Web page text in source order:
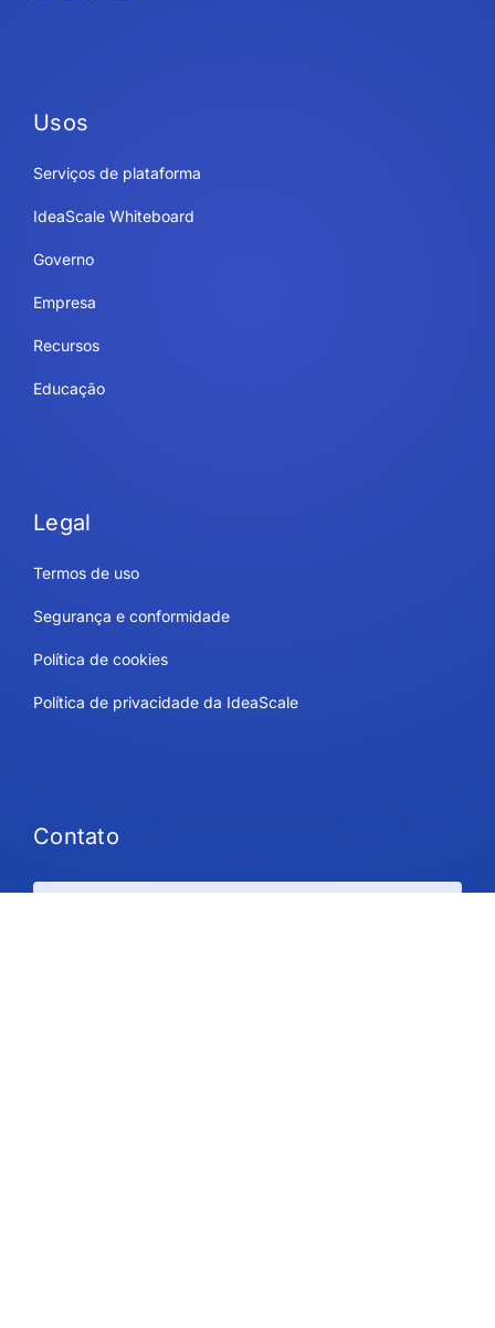
Usos
Serviços de plataforma
IdeaScale Whiteboard
Governo
Empresa
Recursos
Educação
Legal
Termos de uso
Segurança e conformidade
Política de cookies
Política de privacidade da IdeaScale
Contato